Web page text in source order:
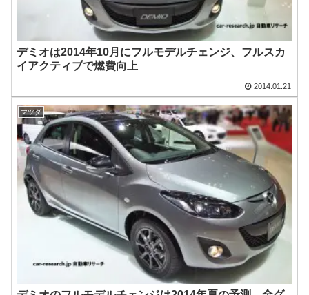
デミオは2014年10月にフルモデルチェンジ、フルスカ
イアクティブで燃費向上
2014.01.21
マツダ